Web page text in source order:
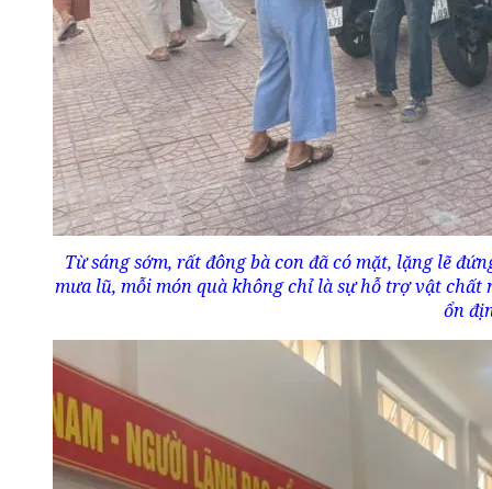
Từ sáng sớm, rất đông bà con đã có mặt, lặng lẽ
mưa lũ, mỗi món quà không chỉ là sự hỗ trợ vật chất
ổn